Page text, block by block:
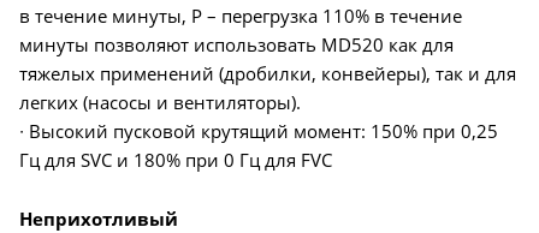
в течение минуты, P – перегрузка 110% в течение
минуты позволяют использовать MD520 как для
тяжелых применений (дробилки, конвейеры), так и для
легких (насосы и вентиляторы).
∙ Высокий пусковой крутящий момент: 150% при 0,25
Гц для SVC и 180% при 0 Гц для FVC
Неприхотливый